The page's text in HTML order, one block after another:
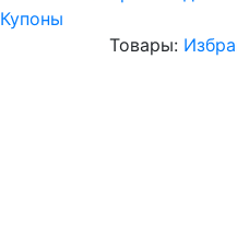
Купоны
Товары: